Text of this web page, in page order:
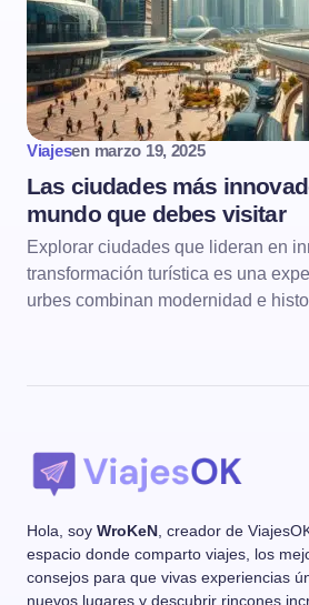
Viajesen marzo 19, 2025
Las ciudades más
mundo que debes visitar
Explorar ciudades que lideran en
transformación turística es una
urbes combinan modernidad e
Hola, soy WroKeN , creador de
espacio donde comparto viajes, los
consejos para que vivas experiencias
nuevos lugares y descubrir rincones